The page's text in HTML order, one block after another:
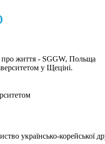
про життя - SGGW, Польща
у Щеціні.
українсько-корейської